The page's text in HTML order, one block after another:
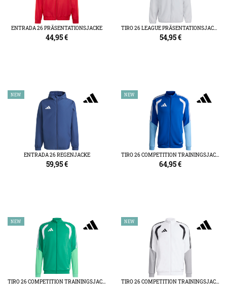
ENTRADA 26 PRÄSENTATIONSJACKE
44,95€
TIRO 26 LEAGUE PRÄSENTATIONSJACKE
54,95€
NEW
ENTRADA 26 REGENJACKE
59,95€
NEW
TIRO 26 COMPETITION TRAININGSJACKE
64,95€
NEW
TIRO 26 COMPETITION TRAININGSJACKE
NEW
TIRO 26 COMPETITION TRAININGSJACKE